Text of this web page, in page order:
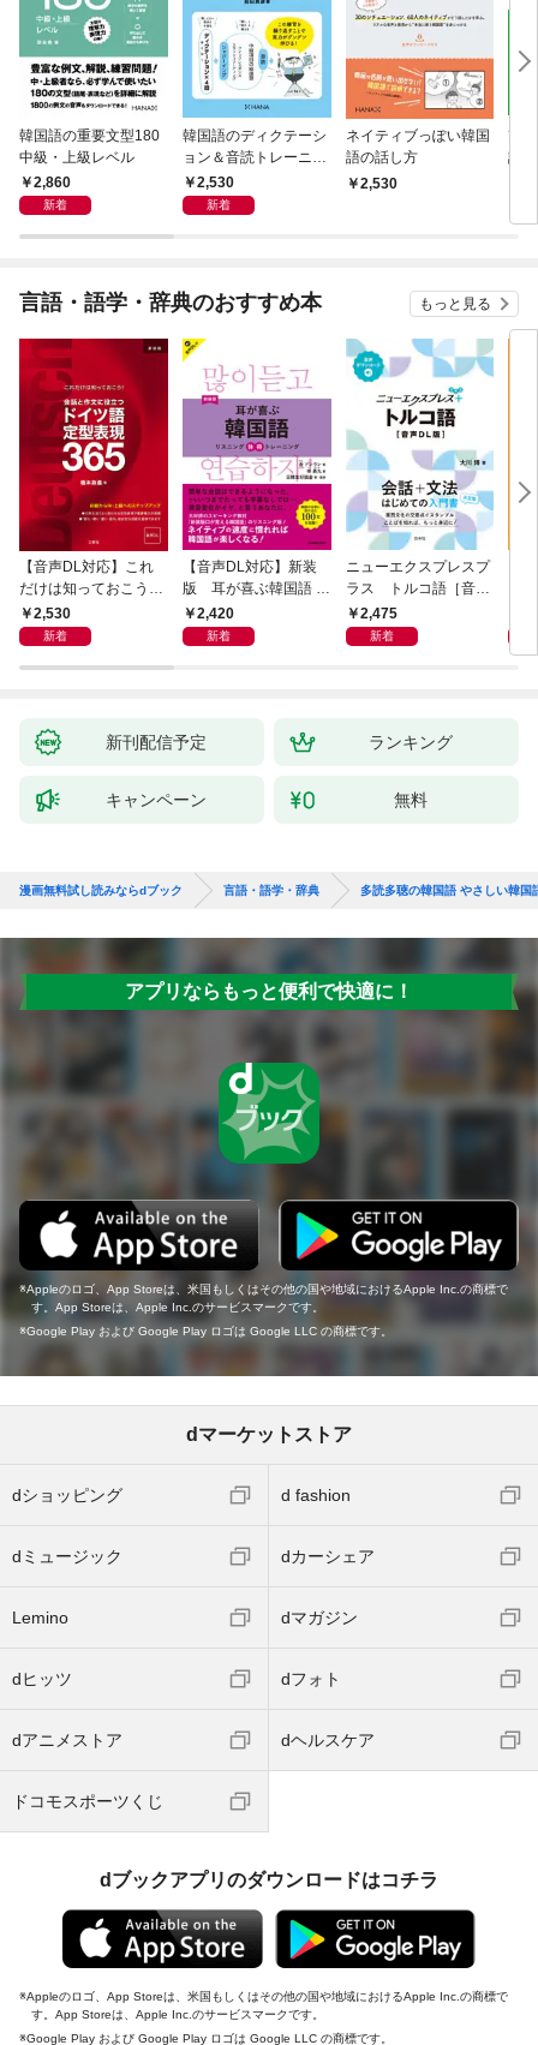
韓国語の重要文型180
中級・上級レベル
2,860
新着
韓国語のディクテーシ
ョン＆音読トレーニン
グ2,530
新着
ネイティブっぽい韓国
語の話し方
2,530
改
語
言語・語学・辞典のおすすめ本 もっと見る
【音声DL対応】これ
だけは知っておこう！
新装版 会話と作文に
役立つドイツ語定型表
2,530
新着
【音声DL対応】新装
版 耳が喜ぶ韓国語 リ
スニング体得トレーニ
ング
2,420
新着
ニューエクスプレスプ
ラス トルコ語［音声
DL版］
2,475
新着
新刊配信予定 ランキング
キャンペーン 無料
漫画無料試し読みならdブック 言語・語学・辞典 多読多聴の韓国語 やさしい韓国
アプリならもっと便利で快適に！
Appleのロゴ、App Storeは、米国もしくはその他の国や地域におけるApple Inc.の商標で
す。App Storeは、Apple Inc.のサービスマークです。
Google Play および Google Play ロゴは Google LLC の商標です。
dマーケットストア
dショッピング d fashion
dミュージック dカーシェア
Lemino dマガジン
dヒッツ dフォト
dアニメストア dヘルスケア
ドコモスポーツくじ
dブックアプリのダウンロードはコチラ
Appleのロゴ、App Storeは、米国もしくはその他の国や地域におけるApple Inc.の商標で
す。App Storeは、Apple Inc.のサービスマークです。
Google Play および Google Play ロゴは Google LLC の商標です。